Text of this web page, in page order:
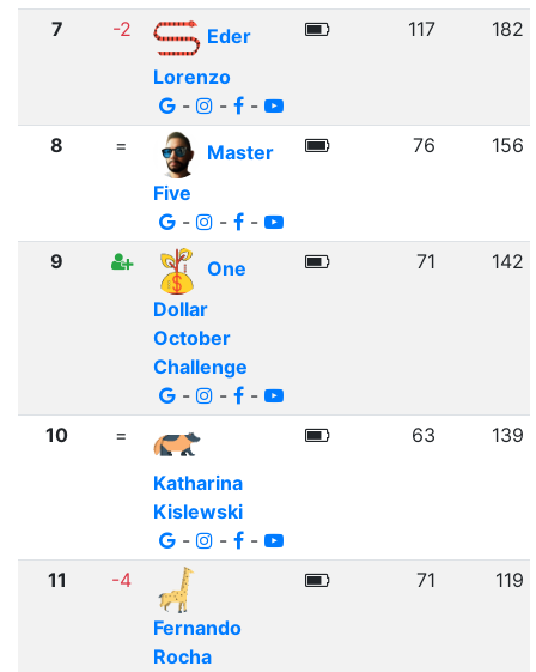
7
-2
Eder
Lorenzo
-
- -
117 182
8 =
Master
Five
-
- -
76 156
9
One
Dollar
October
Challenge
-
- -
71 142
10
=
Katharina
Kislewski
-
- -
63 139
11
-4
Fernando
Rocha
71 119